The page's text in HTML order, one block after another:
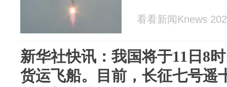
看看新闻Knews
新华社快讯：我国将于11日8
货运飞船。目前，长征七号遥